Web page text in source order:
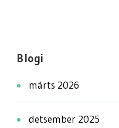
Blogi
märts 2026
detsember 2025